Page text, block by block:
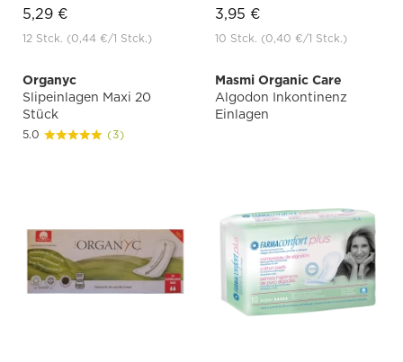
5,29 €
12 Stck. (0,44 €/1 Stck.)
3,95 €
10 Stck. (0,40 €/1 Stck.)
Organyc
Slipeinlagen Maxi 20
Stück
5.0 (3)
Masmi Organic Care
Algodon Inkontinenz
Einlagen